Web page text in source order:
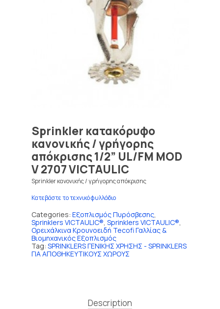
Sprinkler κατακόρυφο
κανονικής / γρήγορης
απόκρισης 1/2” UL/FM MOD
V 2707 VICTAULIC
Sprinkler κανονικής / γρήγορης απόκρισης
Κατεβάστε το τεχνικό φυλλάδιο
Categories: Εξοπλισμός Πυρόσβεσης
Sprinklers VICTAULIC® Sprinklers VICTAULIC®
Ορειχάλκινα Κρουνοειδή Tecofi Γαλλίας &
Βιομηχανικός Εξοπλισμός
Tag: SPRINKLERS ΓΕΝΙΚΗΣ ΧΡΗΣΗΣ - SPRINKLERS
ΓΙΑ ΑΠΟΘΗΚΕΥΤΙΚΟΥΣ ΧΩΡΟΥΣ
Description